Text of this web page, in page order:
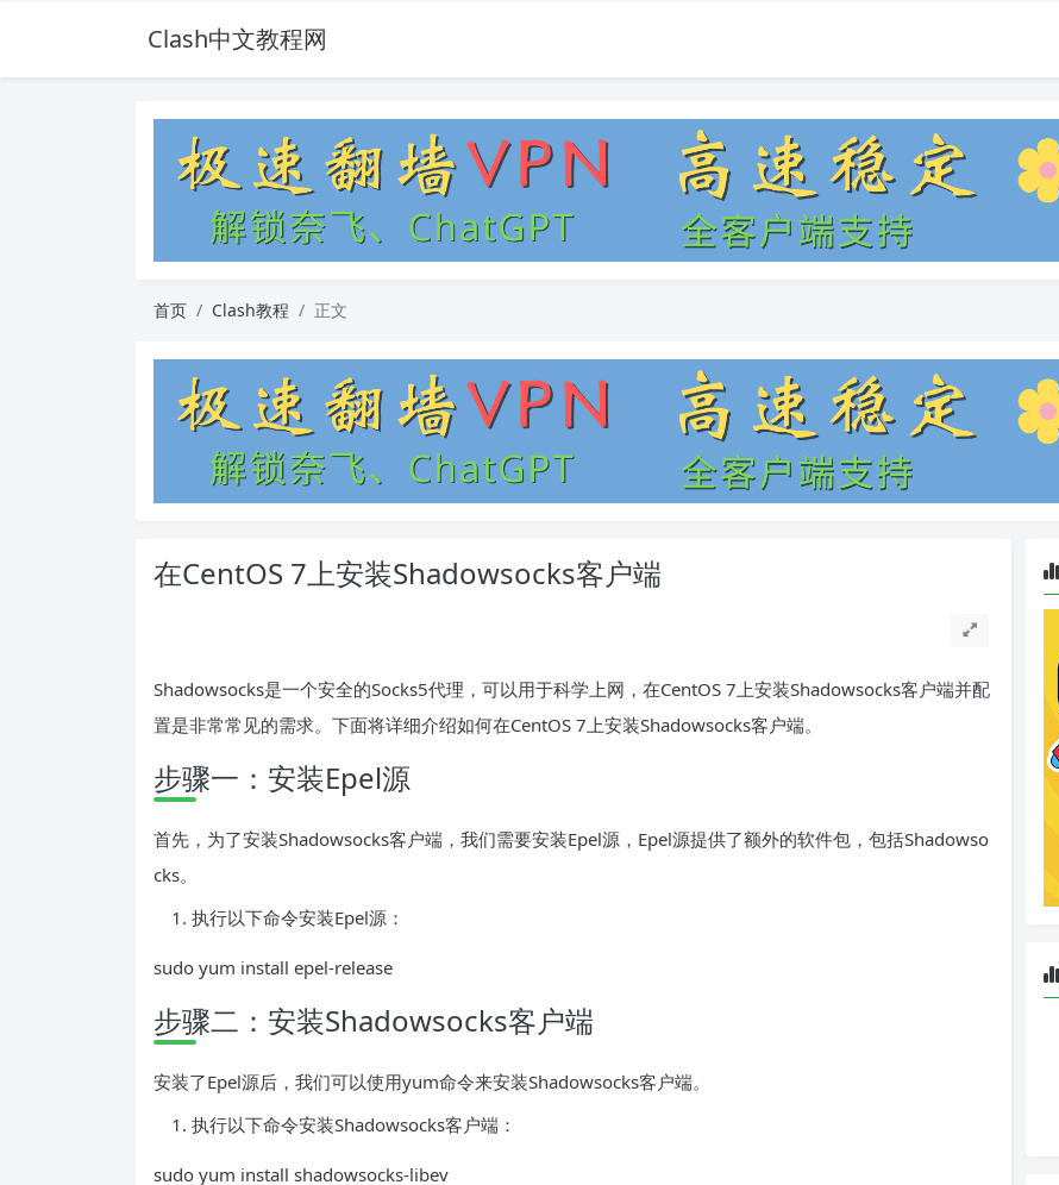
Clash中文教程网
首页 Clash教程 正文
在CentOS 7上安装Shadowsocks客户端
Shadowsocks是一个安全的Socks5代理，可以用于科学上网，在CentOS 7上安装Shadowsocks客户端并配
置是非常常见的需求。下面将详细介绍如何在CentOS 7上安装Shadowsocks客户端。
步骤一：安装Epel源
首先，为了安装Shadowsocks客户端，我们需要安装Epel源，Epel源提供了额外的软件包，包括Shadowso
cks。
执行以下命令安装Epel源：
sudo yum install epel-release
步骤二：安装Shadowsocks客户端
安装了Epel源后，我们可以使用yum命令来安装Shadowsocks客户端。
执行以下命令安装Shadowsocks客户端：
sudo yum install shadowsocks-libev